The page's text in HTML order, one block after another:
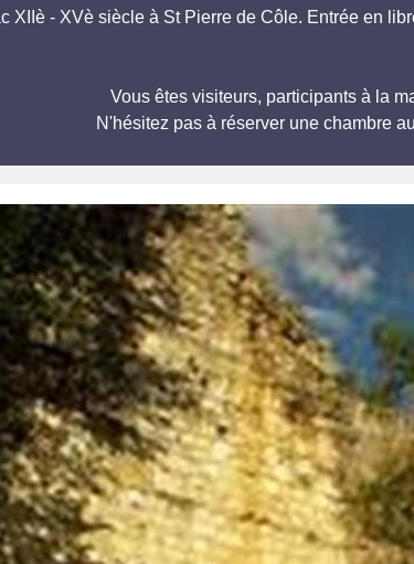
XIIè - XVè siècle à St Pierre de Côle. Entrée en
Vous êtes visiteurs, participants à la
N'hésitez pas à réserver une chambre